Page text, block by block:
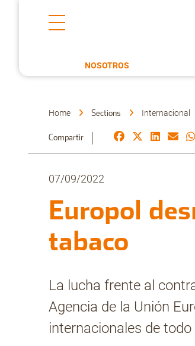
NOSOTROS
Home Sections Internacional
Compartir
07/09/2022
Europol
tabaco
La lucha frente al
Agencia de la Unión
internacionales de